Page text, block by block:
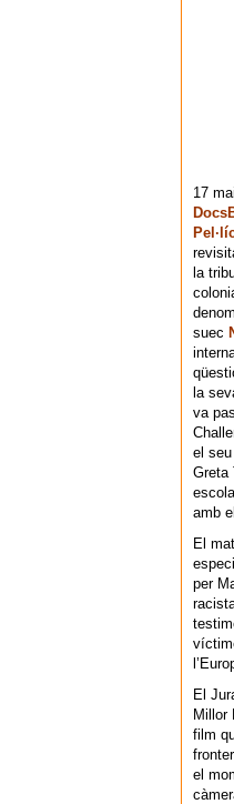
17
la
suec
la
va
el
Greta
amb
El
per
El
Millor
film
el